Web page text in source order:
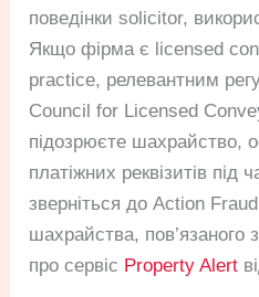
поведінки solicitor,
Якщо фірма є licensed
practice, релевантним
Council for Licensed
підозрюєте шахрайство,
платіжних реквізитів під
зверніться до Action
шахрайства, пов’язаного
про сервіс Property Alert